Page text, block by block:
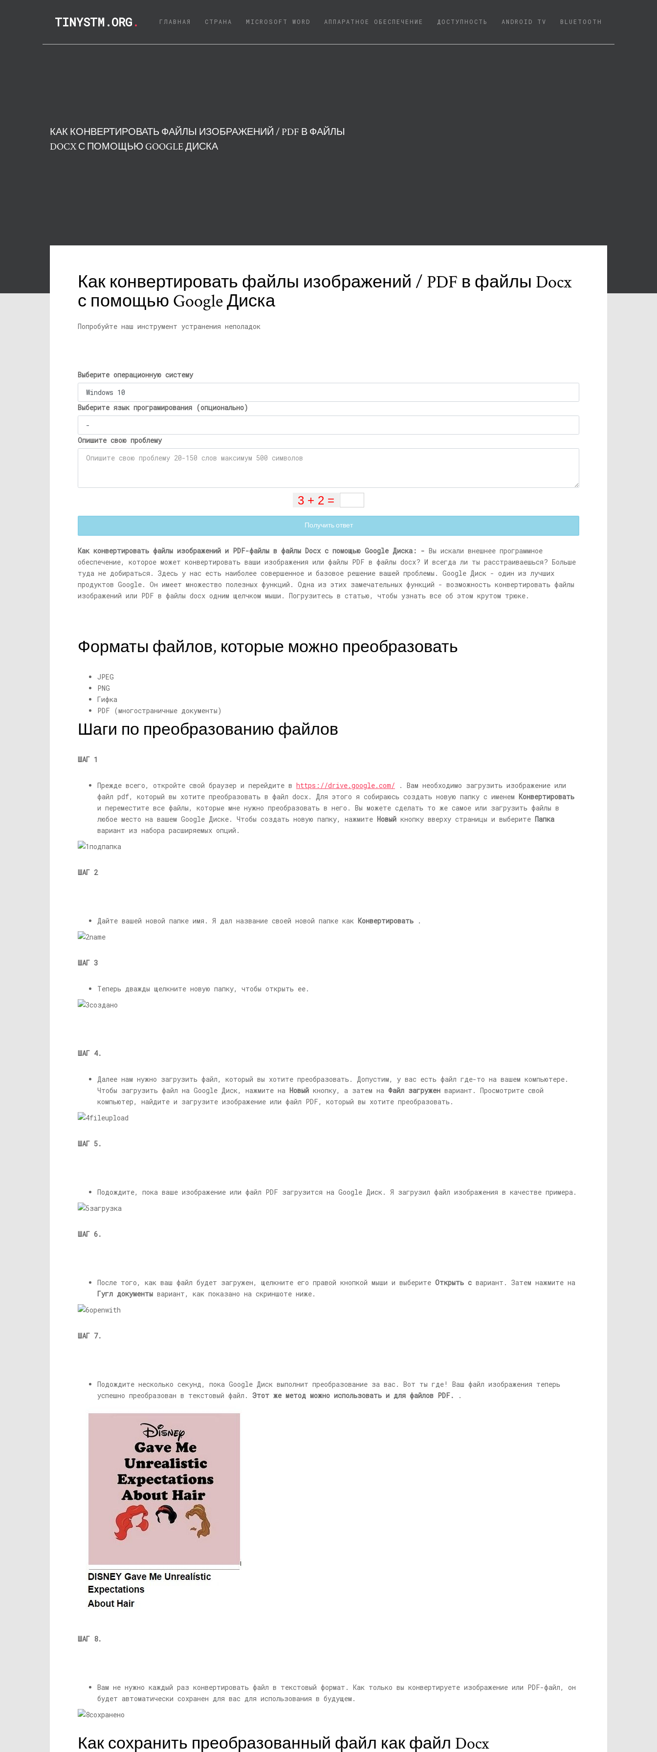
TINYSTM.ORG. ГЛАВНАЯ (CURRENT)
СТРАНА MICROSOFT WORD АППАРАТНОЕ ОБЕСПЕЧЕНИЕ ДОСТУПНОСТЬ ANDROID TV BLUETOOTH
КАК КОНВЕРТИРОВАТЬ ФАЙЛЫ ИЗОБРАЖЕНИЙ / PDF В ФАЙЛЫ
DOCX С ПОМОЩЬЮ GOOGLE ДИСКА
Как конвертировать файлы изображений / PDF в файлы Docx
с помощью Google Диска
Попробуйте наш инструмент устранения неполадок
Выберите операционную систему
Выберите язык програмирования (опционально)
Опишите свою проблему
Получить ответ
Как конвертировать файлы изображений и PDF-файлы в файлы Docx с помощью Google Диска: - Вы искали внешнее программное
обеспечение, которое может конвертировать ваши изображения или файлы PDF в файлы docx? И всегда ли ты расстраиваешься? Больше
туда не добираться. Здесь у нас есть наиболее совершенное и базовое решение вашей проблемы. Google Диск - один из лучших
продуктов Google. Он имеет множество полезных функций. Одна из этих замечательных функций - возможность конвертировать файлы
изображений или PDF в файлы docx одним щелчком мыши. Погрузитесь в статью, чтобы узнать все об этом крутом трюке.
Форматы файлов, которые можно преобразовать
JPEG
PNG
Гифка
PDF (многостраничные документы)
Шаги по преобразованию файлов
ШАГ 1
Прежде всего, откройте свой браузер и перейдите в https://drive.google.com/ . Вам необходимо загрузить изображение или
файл pdf, который вы хотите преобразовать в файл docx. Для этого я собираюсь создать новую папку с именем Конвертировать
и переместите все файлы, которые мне нужно преобразовать в него. Вы можете сделать то же самое или загрузить файлы в
любое место на вашем Google Диске. Чтобы создать новую папку, нажмите Новый кнопку вверху страницы и выберите Папка
вариант из набора расширяемых опций.
ШАГ 2
Дайте вашей новой папке имя. Я дал название своей новой папке как Конвертировать .
ШАГ 3
Теперь дважды щелкните новую папку, чтобы открыть ее.
ШАГ 4.
Далее нам нужно загрузить файл, который вы хотите преобразовать. Допустим, у вас есть файл где-то на вашем компьютере.
Чтобы загрузить файл на Google Диск, нажмите на Новый кнопку, а затем на Файл загружен вариант. Просмотрите свой
компьютер, найдите и загрузите изображение или файл PDF, который вы хотите преобразовать.
ШАГ 5.
Подождите, пока ваше изображение или файл PDF загрузится на Google Диск. Я загрузил файл изображения в качестве примера.
ШАГ 6.
После того, как ваш файл будет загружен, щелкните его правой кнопкой мыши и выберите Открыть с вариант. Затем нажмите на
Гугл документы вариант, как показано на скриншоте ниже.
ШАГ 7.
Подождите несколько секунд, пока Google Диск выполнит преобразование за вас. Вот ты где! Ваш файл изображения теперь
успешно преобразован в текстовый файл. Этот же метод можно использовать и для файлов PDF. .
ШАГ 8.
Вам не нужно каждый раз конвертировать файл в текстовый формат. Как только вы конвертируете изображение или PDF-файл, он
будет автоматически сохранен для вас для использования в будущем.
Как сохранить преобразованный файл как файл Docx